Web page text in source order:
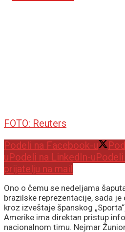
FOTO: Reuters
Podeli na Facebook-u
uPodeli na LinkedIn-u
prijatelju na mail
Ono o čemu se nedeljama
brazilske reprezentacije, sada
kroz izveštaje španskog
Amerike ima direktan pristup
nacionalnom timu. Nejmar